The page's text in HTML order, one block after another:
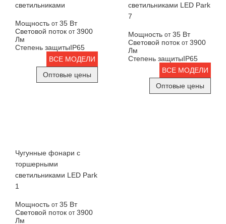
светильниками
Мощность от 35 Вт
Световой поток от 3900
Лм
Степень защитыIP65
ВСЕ МОДЕЛИ
Оптовые цены
светильниками LED Park
7
Мощность от 35 Вт
Световой поток от 3900
Лм
Степень защитыIP65
ВСЕ МОДЕЛИ
Оптовые цены
Чугунные фонари с
торшерными
светильниками LED Park
1
Мощность от 35 Вт
Световой поток от 3900
Лм